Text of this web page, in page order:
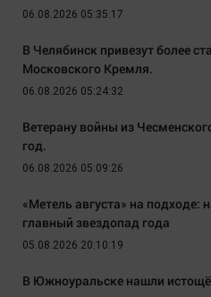
06.08.2026 05:35:17
В Челябинск привезут более
Московского Кремля.
06.08.2026 05:24:32
Ветерану войны из
год.
06.08.2026 05:09:26
«Метель августа» на
главный звездопад года
05.08.2026 20:10:19
В Южноуральске нашли